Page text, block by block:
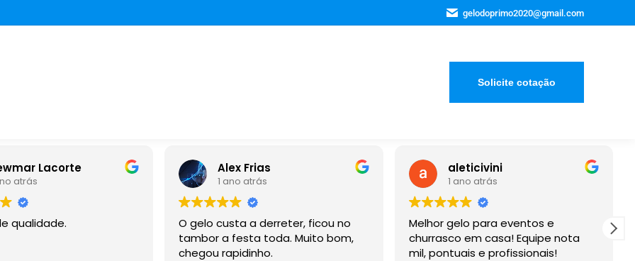
gelodoprimo2020@gmail.com
Solicite cotação
Alex Frias
O gelo custa a derreter, ficou no
tambor a festa toda. Muito bom,
chegou rapidinho.
aleticivini
Melhor gelo para eventos e
churrasco em casa! Equipe nota
mil, pontuais e profissionais!
Bruno
Empresa que
contratado.
para o meu